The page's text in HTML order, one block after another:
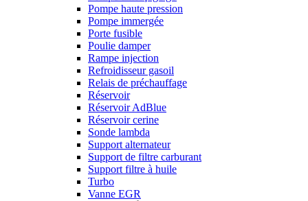
Pompe haute pression
Pompe immergée
Porte fusible
Poulie damper
Rampe injection
Refroidisseur gasoil
Relais de préchauffage
Réservoir
Réservoir AdBlue
Réservoir cerine
Sonde lambda
Support alternateur
Support de filtre carburant
Support filtre à huile
Turbo
Vanne EGR